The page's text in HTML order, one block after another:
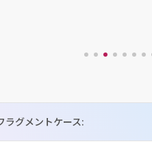
ラグメントケース: